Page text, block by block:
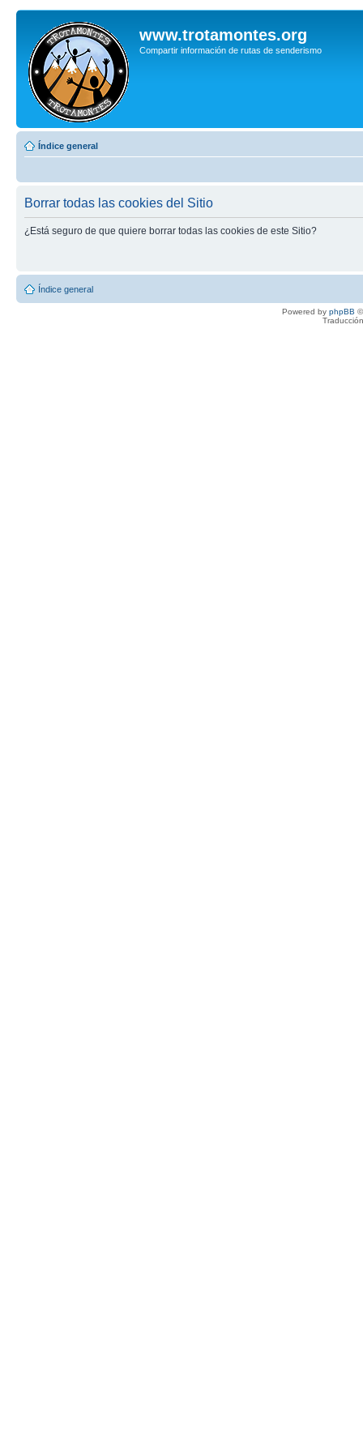
www.trotamontes.org
Compartir información de rutas de senderismo
Índice general
Borrar todas las cookies del Sitio
¿Está seguro de que quiere borrar todas las cookies de este Sitio?
Índice general
Powered by phpBB